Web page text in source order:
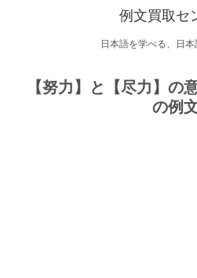
例文買取セ
日本語を学べる、日本
【努力】と【尽力】の
の例